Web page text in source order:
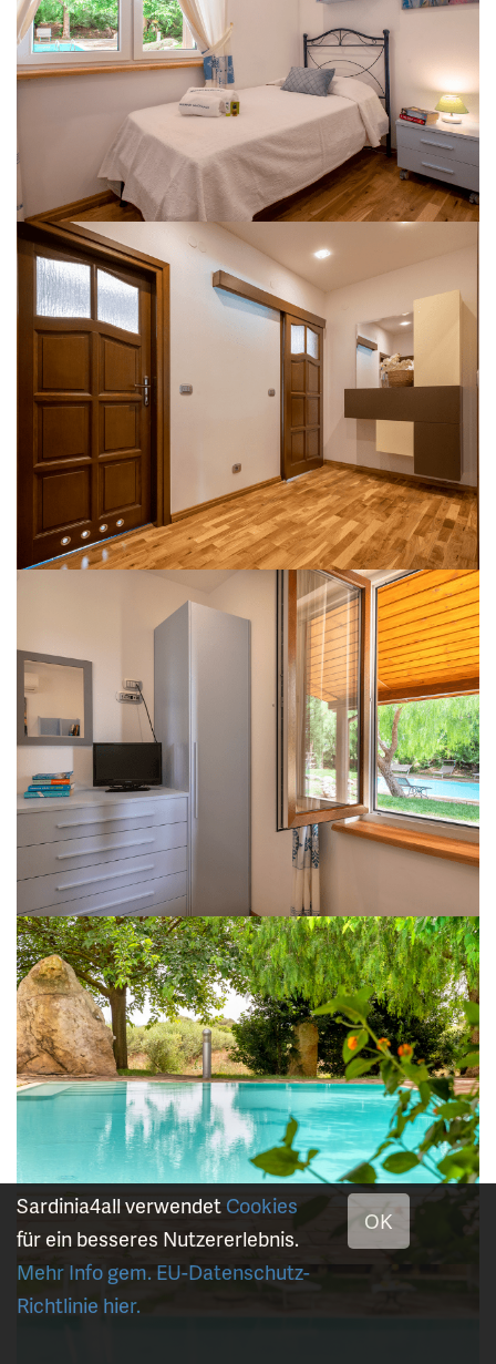
Sardinia4all verwendet Cookies
für ein besseres Nutzererlebnis.
Mehr Info gem. EU-Datenschutz-
Richtlinie hier.
OK